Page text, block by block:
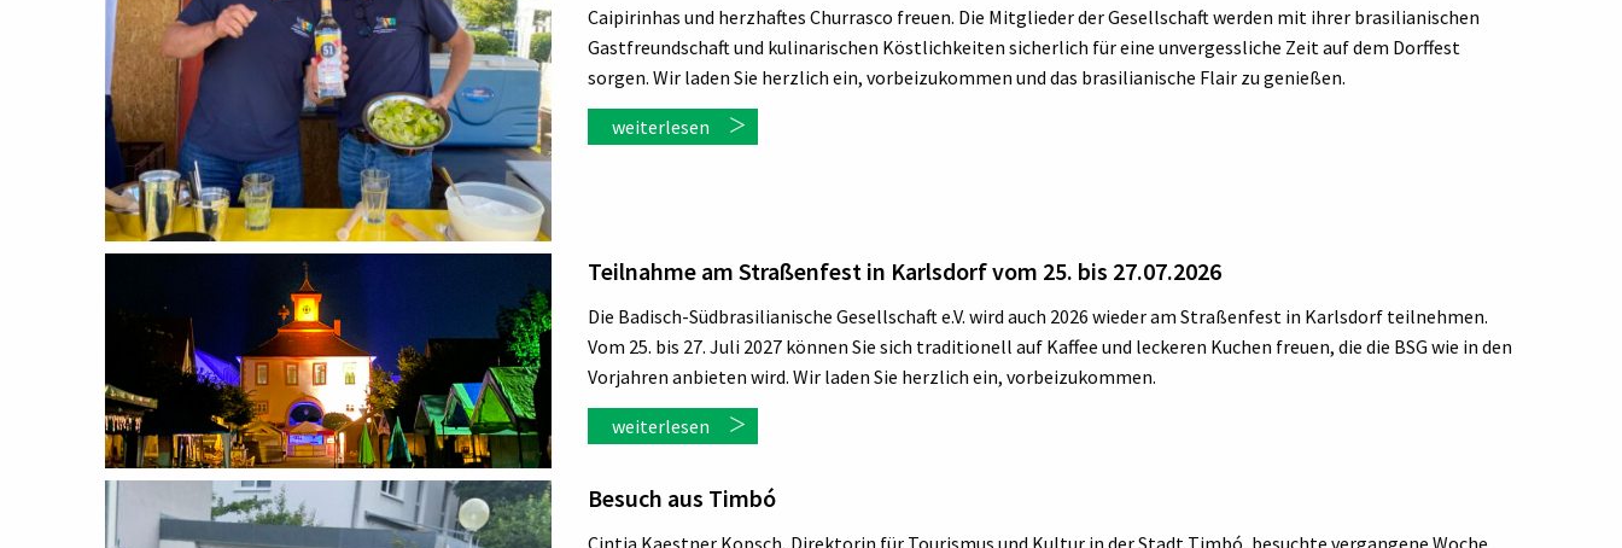
Caipirinhas und herzhaftes Churrasco freuen. Die Mitglieder der Gesellschaft werden mit ihrer brasilianischen
Gastfreundschaft und kulinarischen Köstlichkeiten sicherlich für eine unvergessliche Zeit auf dem Dorffest
sorgen. Wir laden Sie herzlich ein, vorbeizukommen und das brasilianische Flair zu genießen.
weiterlesen
Teilnahme am Straßenfest in Karlsdorf vom 25. bis 27.07.2026
Die Badisch-Südbrasilianische Gesellschaft e.V. wird auch 2026 wieder am Straßenfest in Karlsdorf teilnehmen.
Vom 25. bis 27. Juli 2027 können Sie sich traditionell auf Kaffee und leckeren Kuchen freuen, die die BSG wie in den
Vorjahren anbieten wird. Wir laden Sie herzlich ein, vorbeizukommen.
weiterlesen
Besuch aus Timbó
Cintia Kaestner Kopsch, Direktorin für Tourismus und Kultur in der Stadt Timbó, besuchte vergangene Woche